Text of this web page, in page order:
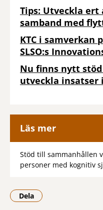
Tips: Utveckla
samband med
KTC i samverkan
SLSO:s
Nu finns nytt
utveckla insatser
Läs mer
Stöd till sammanhållen
personer med kognitiv
Dela
- Klicka för att öppna